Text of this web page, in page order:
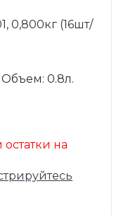
0,800кг (16шт/
Объем: 0.8л.
на